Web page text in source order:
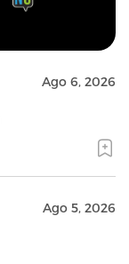
Ago 6, 2026
Ago 5, 2026